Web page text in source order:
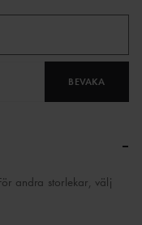
BEVAKA
–
andra storlekar, välj